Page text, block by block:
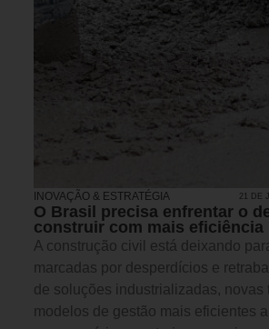
INOVAÇÃO & ESTRATÉGIA 21 DE
O Brasil precisa enfrentar o
construir com mais eficiência
A construção civil está deixando
marcadas por desperdícios e
de soluções industrializadas, novas
modelos de gestão mais eficientes